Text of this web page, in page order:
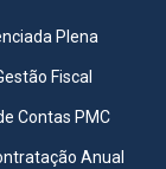
Plena
Fiscal
Contas PMC
Anual